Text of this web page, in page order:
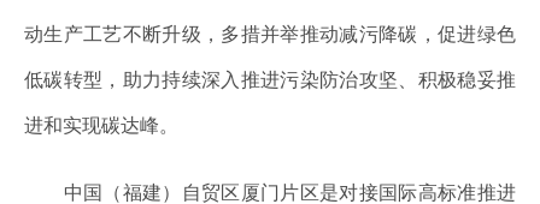
动生产工艺不断升级，多措并举推动减污降碳，促进绿色
低碳转型，助力持续深入推进污染防治攻坚、积极稳妥推
进和实现碳达峰。
中国（福建）自贸区厦门片区是对接国际高标准推进